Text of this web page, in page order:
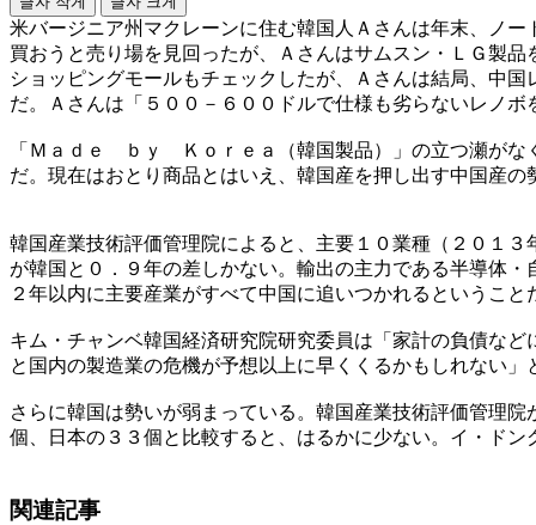
米バージニア州マクレーンに住む韓国人Ａさんは年末、ノ
買おうと売り場を見回ったが、Ａさんはサムスン・ＬＧ製
ショッピングモールもチェックしたが、Ａさんは結局、中
だ。Ａさんは「５００－６００ドルで仕様も劣らないレノ
「Ｍａｄｅ ｂｙ Ｋｏｒｅａ（韓国製品）」の立つ瀬がな
だ。現在はおとり商品とはいえ、韓国産を押し出す中国産
韓国産業技術評価管理院によると、主要１０業種（２０１
が韓国と０．９年の差しかない。輸出の主力である半導体
２年以内に主要産業がすべて中国に追いつかれるということ
キム・チャンベ韓国経済研究院研究委員は「家計の負債な
と国内の製造業の危機が予想以上に早くくるかもしれない」
さらに韓国は勢いが弱まっている。韓国産業技術評価管理
個、日本の３３個と比較すると、はるかに少ない。イ・ド
関連記事